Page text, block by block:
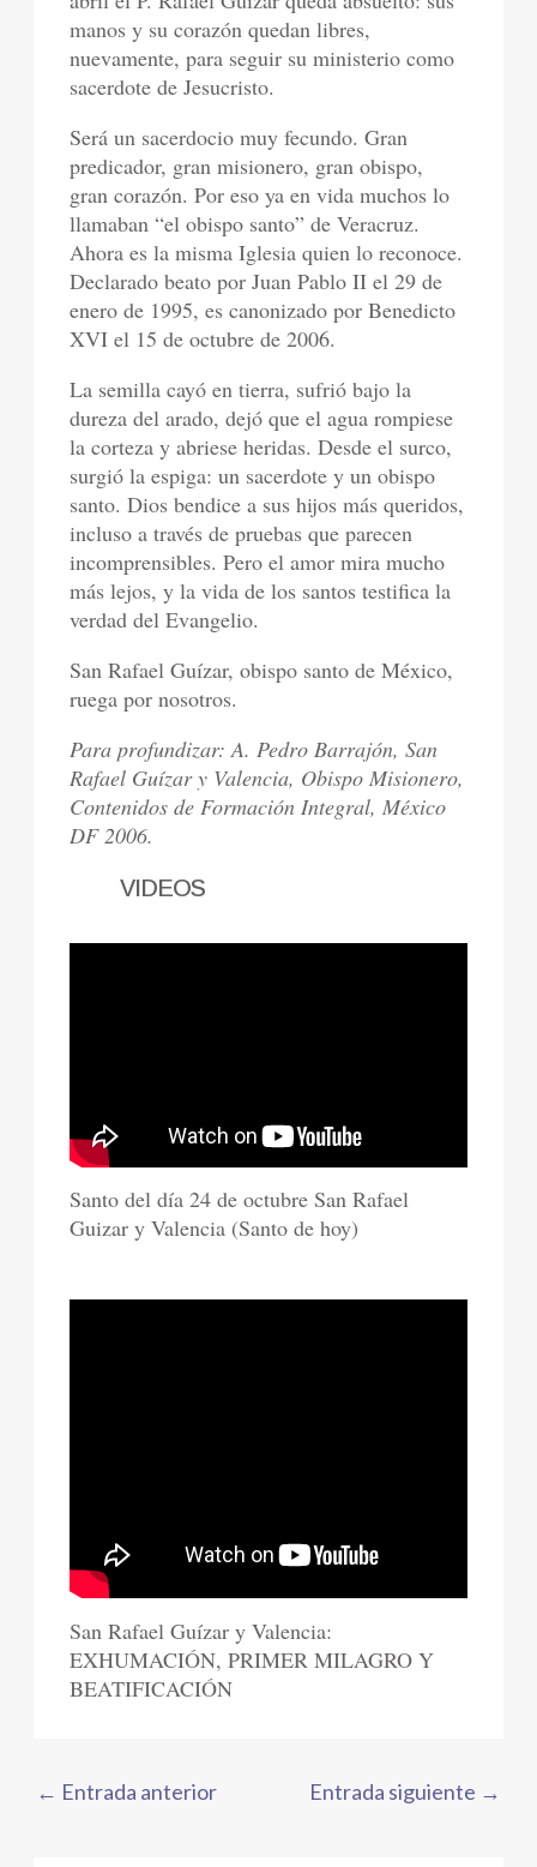
manos y su corazón quedan libres,
nuevamente, para seguir su ministerio como
sacerdote de Jesucristo.
Será un sacerdocio muy fecundo. Gran
predicador, gran misionero, gran obispo,
gran corazón. Por eso ya en vida muchos lo
llamaban “el obispo santo” de Veracruz.
Ahora es la misma Iglesia quien lo reconoce.
Declarado beato por Juan Pablo II el 29 de
enero de 1995, es canonizado por Benedicto
XVI el 15 de octubre de 2006.
La semilla cayó en tierra, sufrió bajo la
dureza del arado, dejó que el agua rompiese
la corteza y abriese heridas. Desde el surco,
surgió la espiga: un sacerdote y un obispo
santo. Dios bendice a sus hijos más queridos,
incluso a través de pruebas que parecen
incomprensibles. Pero el amor mira mucho
más lejos, y la vida de los santos testifica la
verdad del Evangelio.
San Rafael Guízar, obispo santo de México,
ruega por nosotros.
Para profundizar: A. Pedro Barrajón, San
Rafael Guízar y Valencia, Obispo Misionero,
Contenidos de Formación Integral, México
DF 2006.
VIDEOS
Santo del día 24 de octubre San Rafael
Guizar y Valencia (Santo de hoy)
San Rafael Guízar y Valencia:
EXHUMACIÓN, PRIMER MILAGRO Y
BEATIFICACIÓN
← Entrada anterior Entrada siguiente →